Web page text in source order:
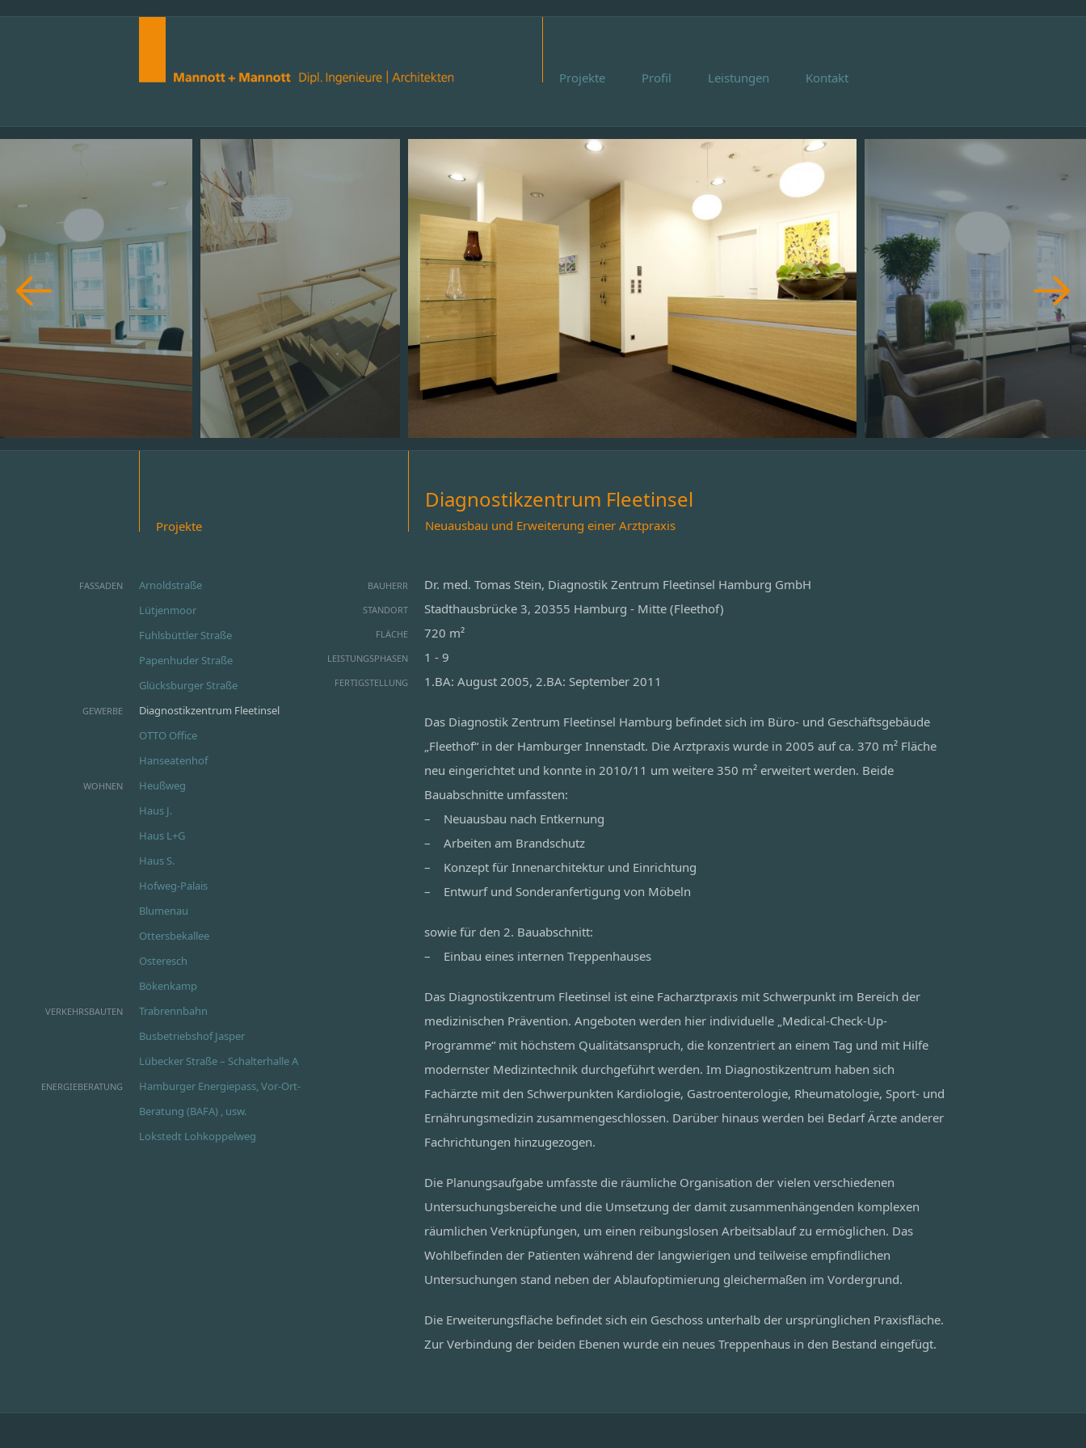
Projekte Profil Leistungen Kontakt
Diagnostikzentrum Fleetinsel
Neuausbau und Erweiterung einer Arztpraxis
BAUHERR Dr. med. Tomas Stein, Diagnostik Zentrum Fleetinsel Hamburg GmbH
STANDORT Stadthausbrücke 3, 20355 Hamburg - Mitte (Fleethof)
FLÄCHE 720 m²
LEISTUNGSPHASEN 1 - 9
FERTIGSTELLUNG 1.BA: August 2005, 2.BA: September 2011
Das Diagnostik Zentrum Fleetinsel Hamburg befindet sich im Büro- und Geschäftsgebäude
„Fleethof“ in der Hamburger Innenstadt. Die Arztpraxis wurde in 2005 auf ca. 370 m² Fläche
neu eingerichtet und konnte in 2010/11 um weitere 350 m² erweitert werden. Beide
Bauabschnitte umfassten:
– Neuausbau nach Entkernung
– Arbeiten am Brandschutz
– Konzept für Innenarchitektur und Einrichtung
– Entwurf und Sonderanfertigung von Möbeln
sowie für den 2. Bauabschnitt:
– Einbau eines internen Treppenhauses
Das Diagnostikzentrum Fleetinsel ist eine Facharztpraxis mit Schwerpunkt im Bereich der
medizinischen Prävention. Angeboten werden hier individuelle „Medical-Check-Up-
Programme“ mit höchstem Qualitätsanspruch, die konzentriert an einem Tag und mit Hilfe
modernster Medizintechnik durchgeführt werden. Im Diagnostikzentrum haben sich
Fachärzte mit den Schwerpunkten Kardiologie, Gastroenterologie, Rheumatologie, Sport- und
Ernährungsmedizin zusammengeschlossen. Darüber hinaus werden bei Bedarf Ärzte anderer
Fachrichtungen hinzugezogen.
Die Planungsaufgabe umfasste die räumliche Organisation der vielen verschiedenen
Untersuchungsbereiche und die Umsetzung der damit zusammenhängenden komplexen
räumlichen Verknüpfungen, um einen reibungslosen Arbeitsablauf zu ermöglichen. Das
Wohlbefinden der Patienten während der langwierigen und teilweise empfindlichen
Untersuchungen stand neben der Ablaufoptimierung gleichermaßen im Vordergrund.
Die Erweiterungsfläche befindet sich ein Geschoss unterhalb der ursprünglichen Praxisfläche.
Zur Verbindung der beiden Ebenen wurde ein neues Treppenhaus in den Bestand eingefügt.
Projekte
FASSADEN
Arnoldstraße
Lütjenmoor
Fuhlsbüttler Straße
Papenhuder Straße
Glücksburger Straße
GEWERBE
Diagnostikzentrum Fleetinsel
OTTO Office
Hanseatenhof
WOHNEN
Heußweg
Haus J.
Haus L+G
Haus S.
Hofweg-Palais
Blumenau
Ottersbekallee
Osteresch
Bökenkamp
VERKEHRSBAUTEN
Trabrennbahn
Busbetriebshof Jasper
Lübecker Straße – Schalterhalle A
ENERGIEBERATUNG
Hamburger Energiepass, Vor-Ort-
Beratung (BAFA) , usw.
Lokstedt Lohkoppelweg